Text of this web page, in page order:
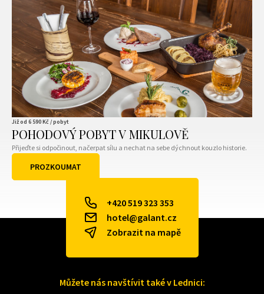
Již od 6 590Kč / pobyt
POHODOVÝ POBYT V MIKULOVĚ
Přijeďte si odpočinout, načerpat sílu a nechat na sebe dýchnout kouzlo historie.
PROZKOUMAT
+420 519 323 353
hotel@galant.cz
Zobrazit na mapě
Můžete nás navštívit také v Lednici: